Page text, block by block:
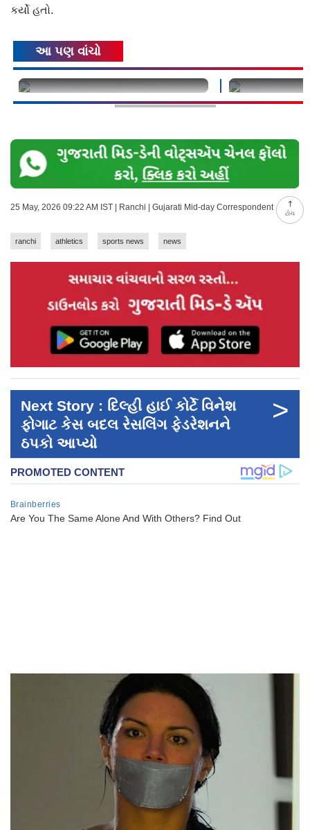
ટોચ
કર્યો હતો.
આ પણ વાંચો
undefined undefined
25 May, 2026 09:22 AM IST | Ranchi | Gujarati Mid-day Correspondent
ranchi athletics sports news news
Next Story : દિલ્હી હાઈ કોર્ટે વિનેશ
ફોગાટ કેસ બદલ રેસલિંગ ફેડરેશનને
ઠપકો આપ્યો
>